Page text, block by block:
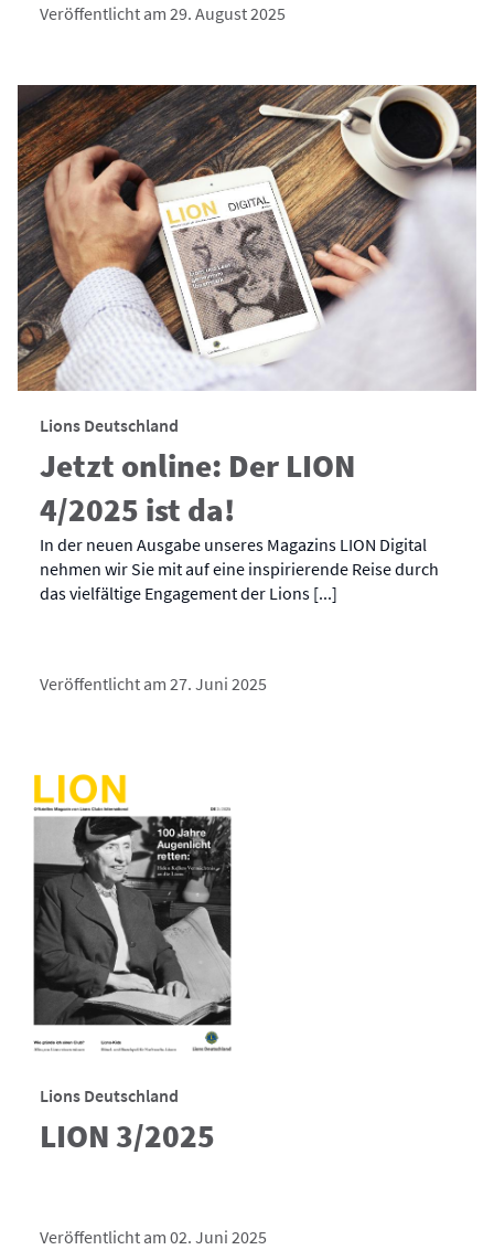
Veröffentlicht am 29. August 2025
Lions Deutschland
Jetzt online: Der LION
4/2025 ist da!
In der neuen Ausgabe unseres Magazins LION Digital
nehmen wir Sie mit auf eine inspirierende Reise durch
das vielfältige Engagement der Lions [...]
Veröffentlicht am 27. Juni 2025
Lions Deutschland
LION 3/2025
Veröffentlicht am 02. Juni 2025